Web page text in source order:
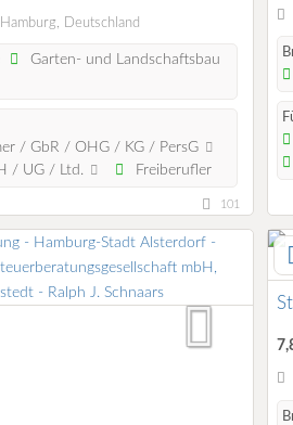
Deutschland
Garten- und Landschaftsbau
/ GbR / OHG / KG / PersG
/ UG / Ltd.
Freiberufler
101